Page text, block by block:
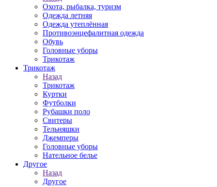
Охота, рыбалка, туризм
Одежда летняя
Одежда утеплённая
Противоэнцефалитная одежда
Обувь
Головные уборы
Трикотаж
Трикотаж
Назад
Трикотаж
Куртки
Футболки
Рубашки поло
Свитеры
Тельняшки
Джемперы
Головные уборы
Нательное белье
Другое
Назад
Другое